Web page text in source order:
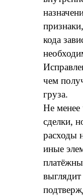
кода
чем
груза.
Не менее
сделки,
расходы
иные
выглядит